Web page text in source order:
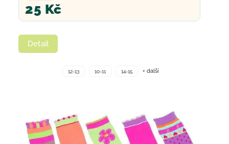
25 Kč
Detail
12-13 10-11 14-15 + další